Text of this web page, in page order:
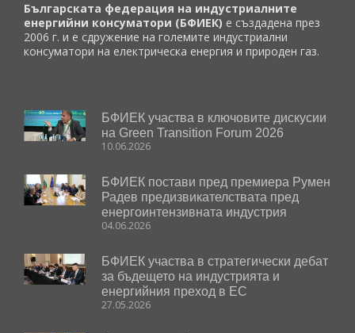
Българската федерация на индустриалните
енергийни консуматори (БФИЕК) е създадена през
2006 г. и е сдружение на големите индустриални
консуматори на електрическа енергия и природен газ.
БФИЕК участва в ключовите дискусии
на Green Transition Forum 2026
10.06.2026
БФИЕК постави пред премиера Румен
Радев предизвикателствата пред
енергоинтензивната индустрия
04.06.2026
БФИЕК участва в стратегически дебат
за бъдещето на индустрията и
енергийния преход в ЕС
27.05.2026